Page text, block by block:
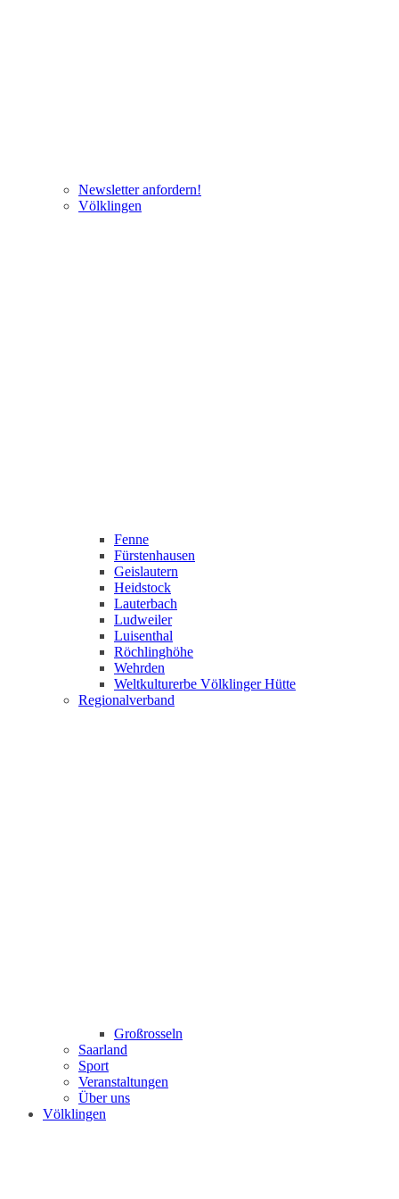
Newsletter anfordern!
Völklingen
Fenne
Fürstenhausen
Geislautern
Heidstock
Lauterbach
Ludweiler
Luisenthal
Röchlinghöhe
Wehrden
Weltkulturerbe Völklinger Hütte
Regionalverband
Großrosseln
Saarland
Sport
Veranstaltungen
Über uns
Völklingen